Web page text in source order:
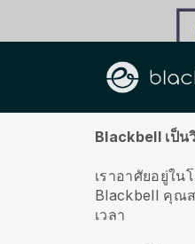
เกี่ยวกับเรา
Blackbell เป็น
เราอาศัยอยู่ใ
Blackbell คุณส
เวลา